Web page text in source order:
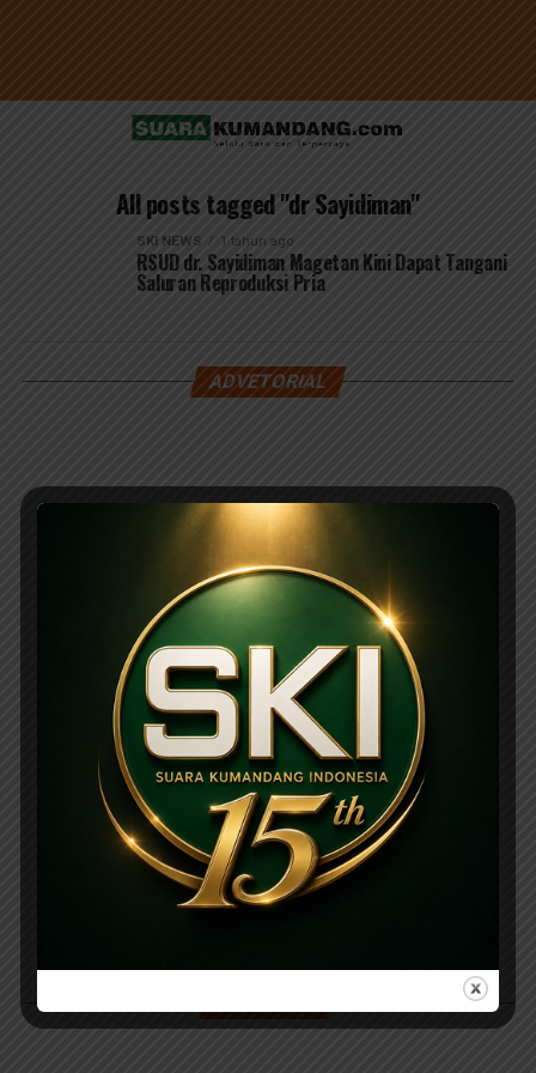
All posts tagged "dr Sayidiman"
SKI NEWS 1 tahun ago
RSUD dr. Sayidiman Magetan Kini Dapat Tangani
Saluran Reproduksi Pria
ADVETORIAL